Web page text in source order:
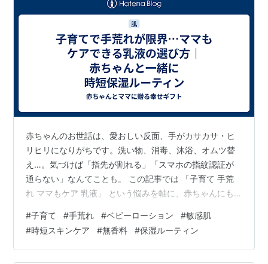
赤ちゃんのお世話は、愛おしい反面、手がカサカサ・ヒ
リヒリになりがちです。洗い物、消毒、沐浴、オムツ替
え…。気づけば「指先が割れる」「スマホの指紋認証が
通らない」なんてことも。 この記事では 「子育て 手荒
れ ママもケア 乳液」 という悩みを軸に、赤ちゃんにも
続けられるケア方法を具体的にまとめました。押し売り
ではなく、選び方・比較・使い方を丁寧に解説します。
目次 子育て中に手荒れが起きやすい理由 まずは原因別チ
#子育て #手荒れ #ベビーローション #敏感肌
#時短スキンケア #無香料 #保湿ルーティン